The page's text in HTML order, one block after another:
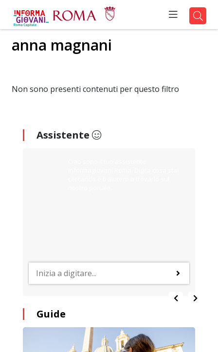
anna magnani
Non sono presenti contenuti per questo filtro
Assistente
Guide